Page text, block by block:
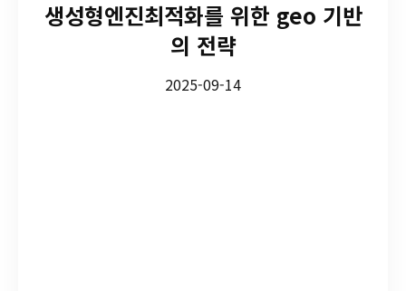
생성형엔진최적화를 위한 geo 기반
의 전략
2025-09-14